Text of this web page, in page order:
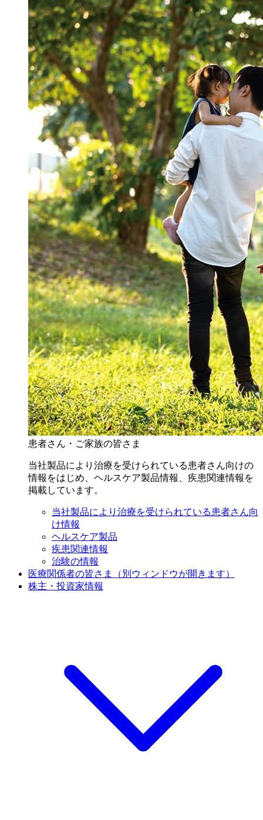
患者さん・ご家族の皆さま
当社製品により治療を受けられている患者さん向けの
情報をはじめ、ヘルスケア製品情報、疾患関連情報を
掲載しています。
当社製品により治療を受けられている患者さん向
け情報
ヘルスケア製品
疾患関連情報
治験の情報
医療関係者の皆さま
（別ウィンドウが開きます）
株主・投資家情報